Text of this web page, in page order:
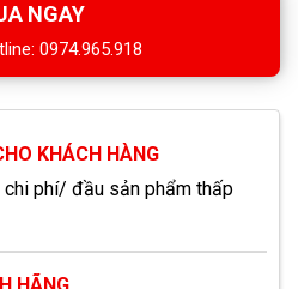
NGAY
0974.965.918
KHÁCH HÀNG
chi phí/ đầu sản phẩm thấp